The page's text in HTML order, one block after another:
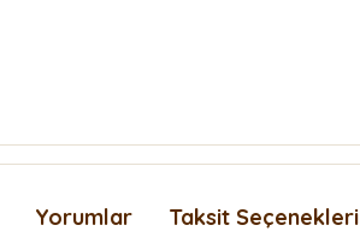
Yorumlar Taksit Seçenekleri